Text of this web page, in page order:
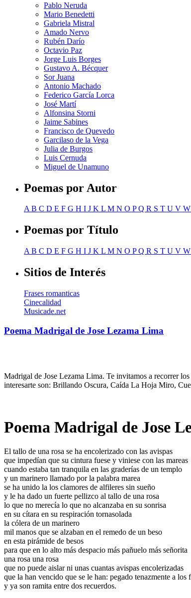
Pablo Neruda
Mario Benedetti
Gabriela Mistral
Amado Nervo
Rubén Darío
Octavio Paz
Jorge Luis Borges
Gustavo A. Bécquer
Sor Juana
Antonio Machado
Federico García Lorca
José Martí
Alfonsina Storni
Jaime Sabines
Francisco de Quevedo
Garcilaso de la Vega
Julia de Burgos
Luis Cernuda
Miguel de Unamuno
Poemas por Autor
AB C D E F G H I J K L M N O PQ R S T U V W
Poemas por Título
A B C D E F G H I J K L M N O PQ R S T U V W
Sitios de Interés
Frases romanticas
Cinecalidad
Musicade.net
Poema Madrigal de Jose Lezama Lima
Madrigal de Jose Lezama Lima. Te invitamos a recorrer
interesarte son: Brillando Oscura, Caída La Hoja Miro,
Poema Madrigal de Jose
El tallo de una rosa se ha encolerizado con las avispas
que impedían que su cintura fuese y viniese con las mareas
cuando estaba tan tranquila en las graderías de un templo
y un marinero llamado por la palabra marea
se ha unido la los clamores de alfileres sin sueño
y le ha dado un fuerte pellizco al tallo de una rosa
lo que no merecía lo que no alcanzaba en su sonrisa
en su cítara en su respiración tornasolada
la cólera de un marinero
mil manos que se alzaban en el remedo de un beso
en esta pirámide de besos
para que en lo alto más despacio más pañuelo más señorita
una rosa una rosa
que no puede aislar ni unas cuantas avispas encolerizadas
que la han vencido que se le han: pegado tenazmente a los
y ya son ramita entre dos recuerdos.